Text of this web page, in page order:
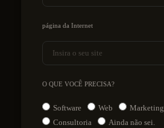
página da Internet
O QUE VOCÊ PRECISA?
Software Web Marketing
Consultoria
Ainda não sei.